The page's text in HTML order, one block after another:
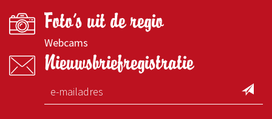
Foto's uit de regio
Webcams
Nieuwsbriefregistratie